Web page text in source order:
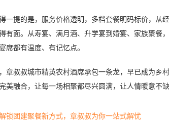
提的是，服务价格透明，多档套餐明码标价，从
有面。从寿宴、满月酒、升学宴到婚宴、家族聚餐
席都有温度、有记忆点。
叔叔城市精英农村酒席承包一条龙，早已成为乡
美融合，让每一场相聚都尽兴圆满，让人情暖意不
锁团建聚餐新方式，章叔叔为你一站式解忧